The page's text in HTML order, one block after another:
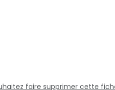
faire supprimer cette